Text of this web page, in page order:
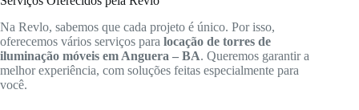
Na Revlo, sabemos que cada projeto é único. Por isso,
oferecemos vários serviços para locação de torres de
iluminação móveis em Anguera – BA. Queremos garantir a
melhor experiência, com soluções feitas especialmente para
você.